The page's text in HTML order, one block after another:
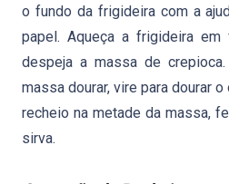
o fundo da frigideira com a
papel. Aqueça a frigideira
despeja a massa de
massa dourar, vire para dourar
recheio na metade da massa,
sirva.